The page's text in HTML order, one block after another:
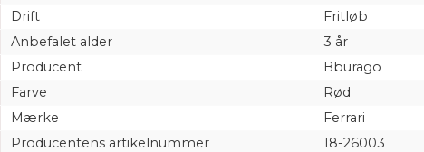
Drift
Fritløb
Anbefalet alder
3 år
Producent
Bburago
Farve
Rød
Mærke
Ferrari
Producentens artikelnummer
18-26003